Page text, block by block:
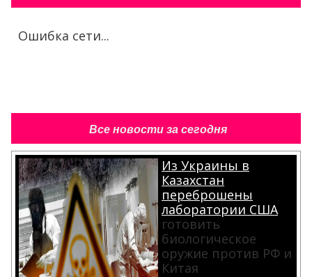
Ошибка сети...
Все новости за сегодня
Из Украины в
Казахстан
переброшены
лаборатории США
готовить
биологическое
оружие против РФ и
Китая